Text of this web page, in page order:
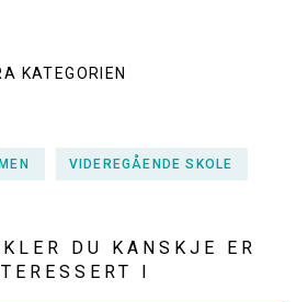
KATEGORIEN
VIDEREGÅENDE SKOLE
DU KANSKJE ER
I